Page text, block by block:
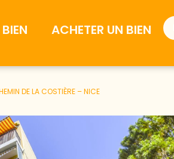
ACHETER UN BIEN
DE LA COSTIÈRE – NICE